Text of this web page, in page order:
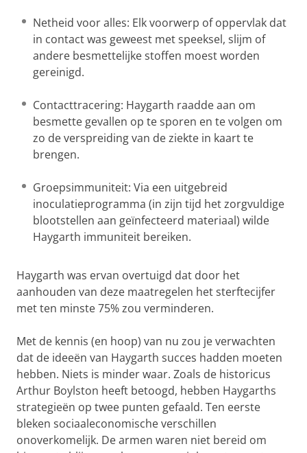
Netheid voor alles: Elk voorwerp of oppervlak dat
in contact was geweest met speeksel, slijm of
andere besmettelijke stoffen moest worden
gereinigd.
Contacttracering: Haygarth raadde aan om
besmette gevallen op te sporen en te volgen om
zo de verspreiding van de ziekte in kaart te
brengen.
Groepsimmuniteit: Via een uitgebreid
inoculatieprogramma (in zijn tijd het zorgvuldige
blootstellen aan geïnfecteerd materiaal) wilde
Haygarth immuniteit bereiken.
Haygarth was ervan overtuigd dat door het
aanhouden van deze maatregelen het sterftecijfer
met ten minste 75% zou verminderen.
Met de kennis (en hoop) van nu zou je verwachten
dat de ideeën van Haygarth succes hadden moeten
hebben. Niets is minder waar. Zoals de historicus
Arthur Boylston heeft betoogd, hebben Haygarths
strategieën op twee punten gefaald. Ten eerste
bleken sociaaleconomische verschillen
onoverkomelijk. De armen waren niet bereid om